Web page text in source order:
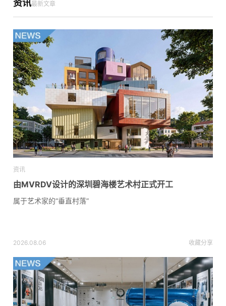
资讯最新文章
资讯
由MVRDV设计的深圳碧海楼艺术村正式开工
属于艺术家的“垂直村落”
2026.08.06 收藏分享